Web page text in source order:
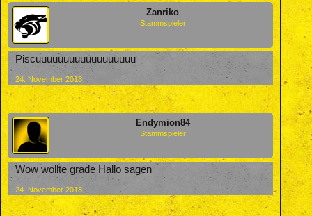
Zanriko
Stammspieler
Piscuuuuuuuuuuuuuuuuuu
24. November 2018
Endymion84
Stammspieler
Wow wollte grade Hallo sagen
24. November 2018